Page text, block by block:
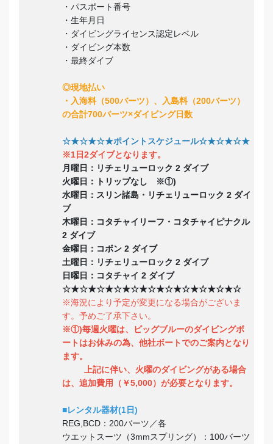
・パスポート番号
・生年月日
・ダイビングライセンス認定レベル
・ダイビング本数
・最終ダイブ
◎現地払い
・入海料（500バーツ）、入島料（200バーツ）
の合計700バーツ×ダイビング日数
☆★☆★☆★ポイントスケジュール☆★☆★☆★
※1日2ダイブとなります。
月曜日：リチェリューロック 2 ダイブ
火曜日：トリップなし ※①)
水曜日：スリン諸島・リチェリューロック 2 ダイ
ブ
木曜日：コタチャイリーフ・コタチャイピナクル
2 ダイブ
金曜日：コボン 2 ダイブ
土曜日：リチェリューロック 2 ダイブ
日曜日：コタチャイ 2 ダイブ
☆★☆★☆★☆★☆★☆★☆★☆★☆★☆★☆
※海況により予定が変更になる場合がございま
す。予めご了承下さい。
※①)毎週火曜は、ビッグブルーのダイビングボ
ートはお休みの為、他社ボートでのご案内となり
ます。
上記に伴い、火曜のダイビングがある場合
は、追加費用（￥5,000）が必要となります。
■レンタル器材(1日)
REG,BCD：200バーツ／各
ウエットスーツ（3mmスプリング）：100バーツ